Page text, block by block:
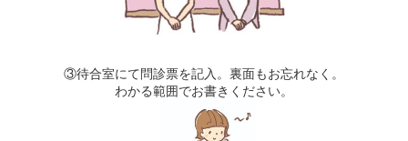
③待合室にて問診票を記入。裏面もお忘れなく。
わかる範囲でお書きください。